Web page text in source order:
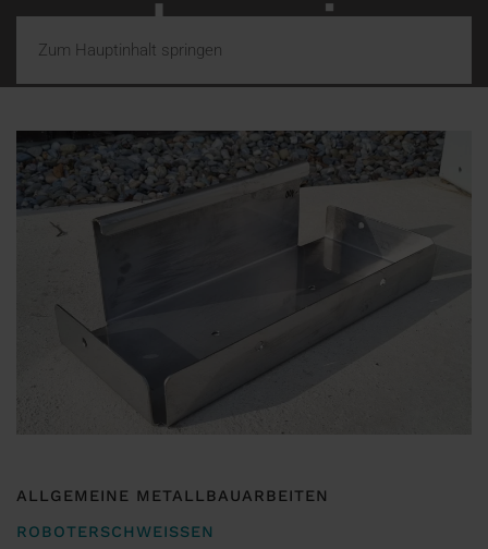
Zum Hauptinhalt springen
ALLGEMEINE METALLBAUARBEITEN
ROBOTERSCHWEISSEN